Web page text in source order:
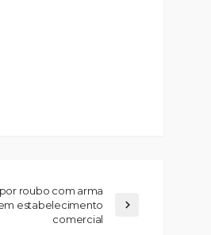
roubo com arma
estabelecimento
comercial